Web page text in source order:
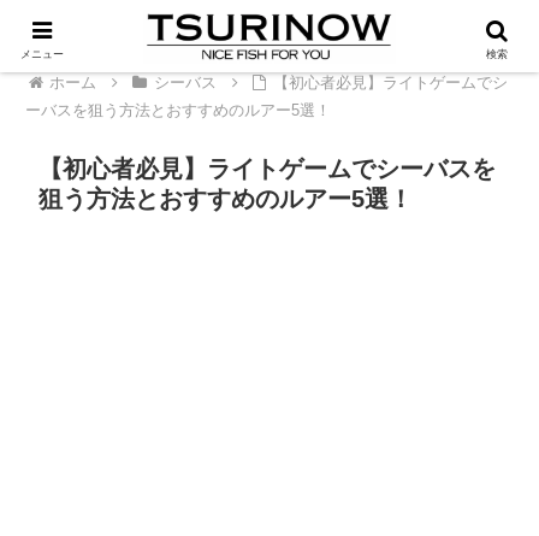
PR
ホーム シーバス
【初心者必見】ライトゲームでシ
ーバスを狙う方法とおすすめのルアー5選！
【初心者必見】ライトゲームでシーバスを
狙う方法とおすすめのルアー5選！
メニュー 検索